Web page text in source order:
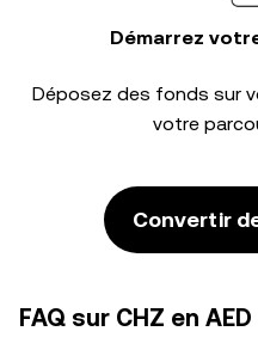
Démarrez
Déposez des fonds sur
votre
Convertir
FAQ sur CHZ en AED